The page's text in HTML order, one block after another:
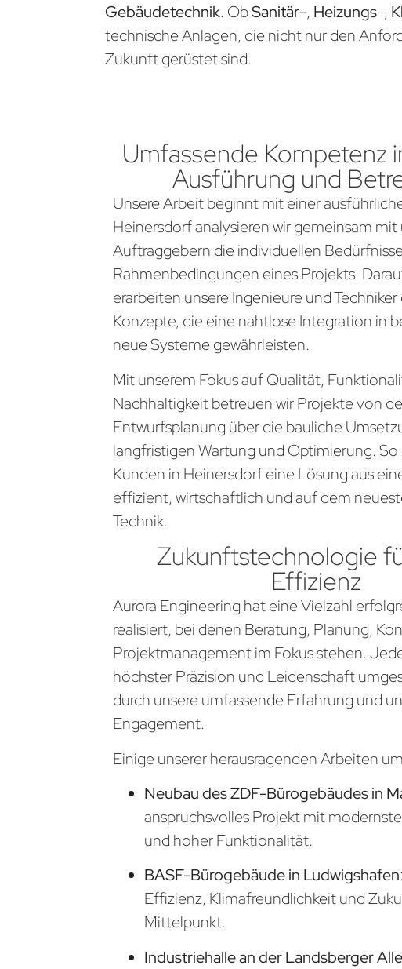
Gebäudetechnik. ObSanitär-, Heizungs-,
technische Anlagen, die nicht nur den
Zukunft gerüstet sind.
Umfassende Kompetenz
Ausführung und
Unsere Arbeit beginnt mit einer
Heinersdorf analysieren wir gemeinsam mit
Auftraggebern die individuellen
Rahmenbedingungen eines Projekts.
erarbeiten unsere Ingenieure und
Konzepte, die eine nahtlose Integration in
neue Systeme gewährleisten.
Mit unserem Fokus auf Qualität,
Nachhaltigkeit betreuen wir Projekte von
Entwurfsplanung über die bauliche
langfristigen Wartung und Optimierung.
Kunden in Heinersdorf eine Lösung aus
effizient, wirtschaftlich und auf dem
Technik.
Zukunftstechnologie
Effizienz
Aurora Engineering hat eine Vielzahl
realisiert, bei denen Beratung, Planung,
Projektmanagement im Fokus stehen.
höchster Präzision und Leidenschaft
durch unsere umfassende Erfahrung und
Engagement.
Einige unserer herausragenden Arbeiten
Neubau des ZDF-Bürogebäudes in
anspruchsvolles Projekt mit
und hoher Funktionalität.
BASF-Bürogebäude in Ludwigshafen
Effizienz, Klimafreundlichkeit und
Mittelpunkt.
Industriehalle an der Landsberger